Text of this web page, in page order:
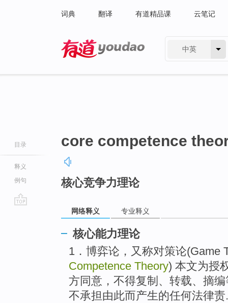
词典 翻译 有道精品课 云笔记
中英
目录
释义
例句
core competence
核心竞争力理论
网络释义 专业释义
核心能力理论
1．博弈论，又称对策论(Game
Competence Theory) 本文为授
方同意，不得复制、转载、摘
不承担由此而产生的任何法律责